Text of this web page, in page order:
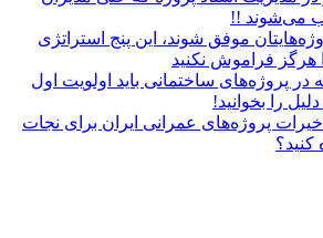
می‌شوند !!
موفق شوند، این پنج استراتژی
فراموش نکنید
در پروژه‌های ساختمانی باید اولویت اول
پروژه‌های عمرانی ایران برای نجات
کنید؟